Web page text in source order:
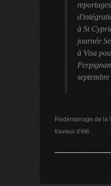
à St
journée
à Visa
Redémarrage de la
travaux d'été.